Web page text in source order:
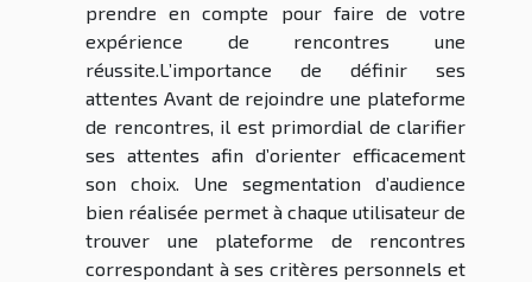
prendre en compte pour faire de votre
expérience de rencontres une
réussite.L’importance de définir ses
attentes Avant de rejoindre une plateforme
de rencontres, il est primordial de clarifier
ses attentes afin d’orienter efficacement
son choix. Une segmentation d’audience
bien réalisée permet à chaque utilisateur de
trouver une plateforme de rencontres
correspondant à ses critères personnels et